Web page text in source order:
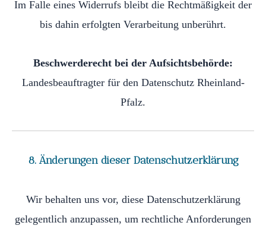
Im Falle eines Widerrufs bleibt die Rechtmäßigkeit der
bis dahin erfolgten Verarbeitung unberührt.
Beschwerderecht bei der Aufsichtsbehörde:
Landesbeauftragter für den Datenschutz Rheinland-
Pfalz.
8. Änderungen dieser Datenschutzerklärung
Wir behalten uns vor, diese Datenschutzerklärung
gelegentlich anzupassen, um rechtliche Anforderungen